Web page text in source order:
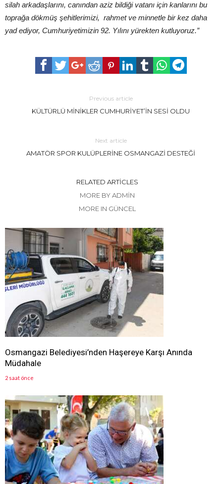
silah arkadaşlarını, canından aziz bildiği vatanı için kanlarını bu
toprağa dökmüş şehitlerimizi, rahmet ve minnetle bir kez daha
yad ediyor, Cumhuriyetimizin 92. Yılını yürekten kutluyoruz.”
Previous article
KÜLTÜRLÜ MİNİKLER CUMHURİYET’İN SESİ OLDU
Next article
AMATÖR SPOR KULÜPLERİNE OSMANGAZİ DESTEĞİ
RELATED ARTICLES
MORE BY ADMIN
MORE IN GÜNCEL
Osmangazi Belediyesi’nden Haşereye Karşı Anında
Müdahale
2 saat önce